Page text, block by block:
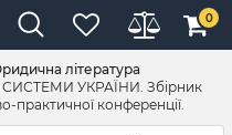
0
література
УКРАЇНИ. Збірник
практичної конференції.